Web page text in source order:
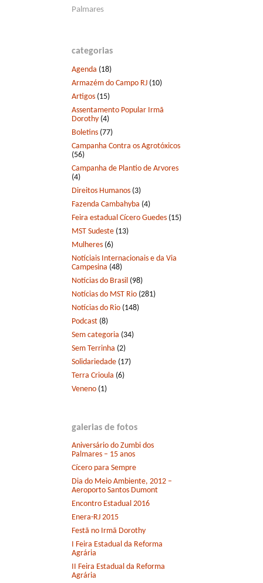
Palmares
categorias
Agenda (18)
Armazém do Campo RJ (10)
Artigos (15)
Assentamento Popular Irmã
Dorothy (4)
Boletins (77)
Campanha Contra os Agrotóxicos
(56)
Campanha de Plantio de Arvores
(4)
Direitos Humanos (3)
Fazenda Cambahyba (4)
Feira estadual Cícero Guedes (15)
MST Sudeste (13)
Mulheres (6)
Notíciais Internacionais e da Via
Campesina (48)
Notícias do Brasil (98)
Notícias do MST Rio (281)
Notícias do Rio (148)
Podcast (8)
Sem categoria (34)
Sem Terrinha (2)
Solidariedade (17)
Terra Crioula (6)
Veneno (1)
galerias de fotos
Aniversário do Zumbi dos
Palmares – 15 anos
Cícero para Sempre
Dia do Meio Ambiente, 2012 –
Aeroporto Santos Dumont
Encontro Estadual 2016
Enera-RJ 2015
Festã no Irmã Dorothy
I Feira Estadual da Reforma
Agrária
II Feira Estadual da Reforma
Agrária